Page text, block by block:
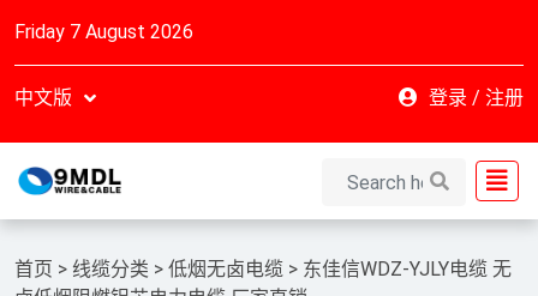
Friday 7 August 2026
中文版 登录 / 注册
首页 > 线缆分类 > 低烟无卤电缆 > 东佳信WDZ-YJLY电缆 无